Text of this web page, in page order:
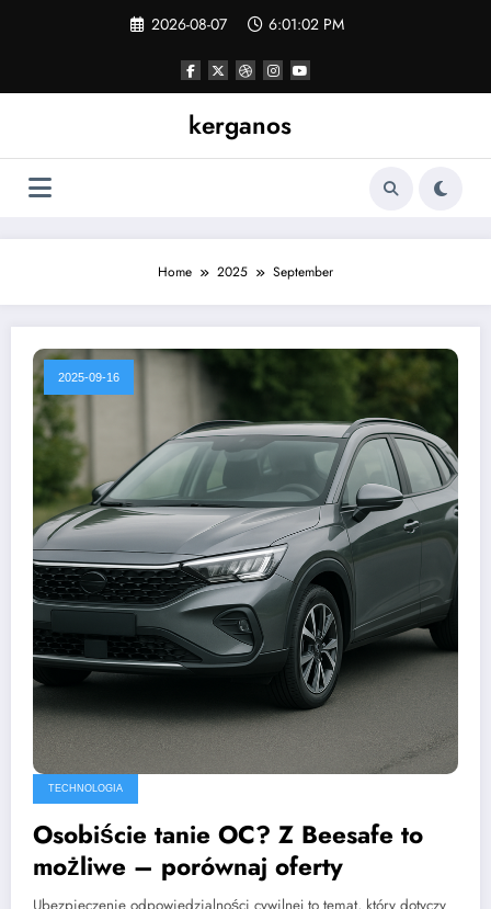
2026-08-07 6:01:03 PM
kerganos
Home 2025 September
2025-09-16
TECHNOLOGIA
Osobiście tanie OC? Z Beesafe to
możliwe – porównaj oferty